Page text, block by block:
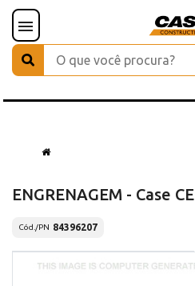
ENGRENAGEM - Case CE
Cód./PN 84396207